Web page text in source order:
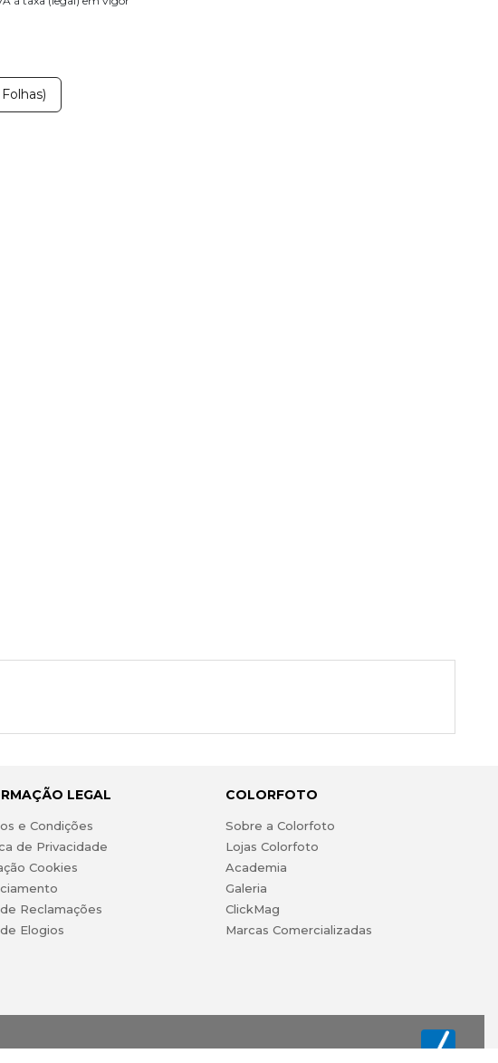
LEGAL
e Condições
de Privacidade
Cookies
Reclamações
Elogios
COLORFOTO
Sobre a Colorfoto
Lojas Colorfoto
Academia
Galeria
ClickMag
Marcas Comercializadas